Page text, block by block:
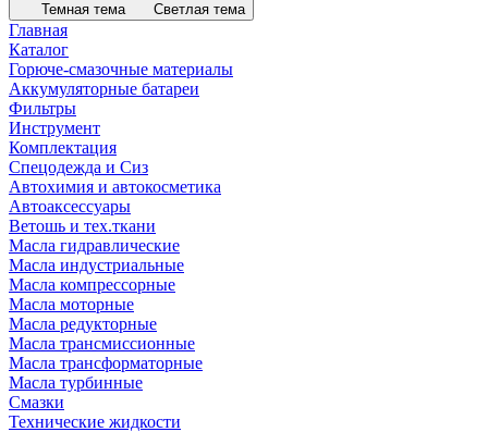
Темная тема Светлая тема
Главная
Каталог
Горюче-смазочные материалы
Аккумуляторные батареи
Фильтры
Инструмент
Комплектация
Спецодежда и Сиз
Автохимия и автокосметика
Автоаксессуары
Ветошь и тех.ткани
Масла гидравлические
Масла индустриальные
Масла компрессорные
Масла моторные
Масла редукторные
Масла трансмиссионные
Масла трансформаторные
Масла турбинные
Смазки
Технические жидкости